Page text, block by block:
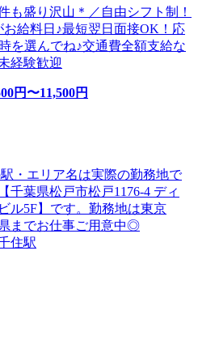
も盛り沢山＊／自由シフト制！
給料日♪最短翌日面接OK！応
を選んでね♪交通費全額支給な
経験歓迎
円〜11,500円
・エリア名は実際の勤務地で
千葉県松戸市松戸1176-4 ディ
ル5F】です。勤務地は東京
までお仕事ご用意中◎
住駅